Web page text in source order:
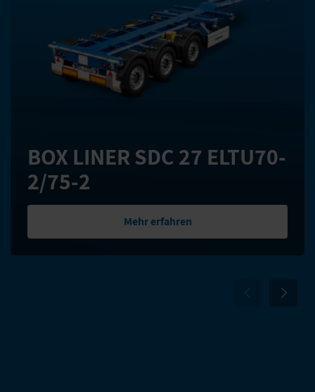
BOX LINER SDC 27 ELTU70-
2/75-2
Mehr erfahren